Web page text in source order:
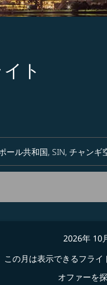
ト
。
2026年 10
この月は表示できるフライ
オファーを